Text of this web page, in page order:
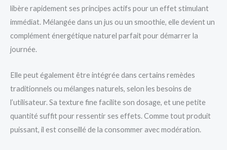
libère rapidement ses principes actifs pour un effet stimulant
immédiat. Mélangée dans un jus ou un smoothie, elle devient un
complément énergétique naturel parfait pour démarrer la
journée.
Elle peut également être intégrée dans certains remèdes
traditionnels ou mélanges naturels, selon les besoins de
l’utilisateur. Sa texture fine facilite son dosage, et une petite
quantité suffit pour ressentir ses effets. Comme tout produit
puissant, il est conseillé de la consommer avec modération.